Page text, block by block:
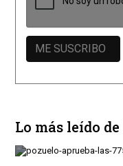
Lo más leído